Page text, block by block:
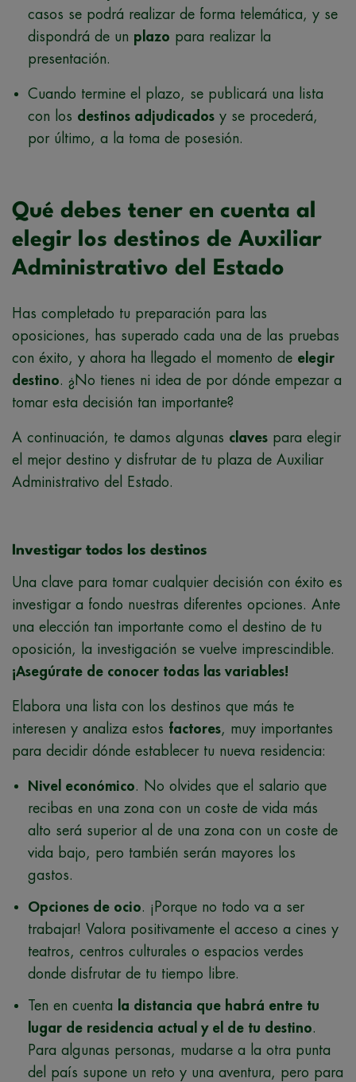
casos se podrá realizar de forma telemática, y se
dispondrá de un plazo para realizar la
presentación.
Cuando termine el plazo, se publicará una lista
con los destinos adjudicados y se procederá,
por último, a la toma de posesión.
Qué debes tener en cuenta al
elegir los destinos de Auxiliar
Administrativo del Estado
Has completado tu preparación para las
oposiciones, has superado cada una de las pruebas
con éxito, y ahora ha llegado el momento de elegir
destino. ¿No tienes ni idea de por dónde empezar a
tomar esta decisión tan importante?
A continuación, te damos algunas claves para elegir
el mejor destino y disfrutar de tu plaza de Auxiliar
Administrativo del Estado.
Investigar todos los destinos
Una clave para tomar cualquier decisión con éxito es
investigar a fondo nuestras diferentes opciones. Ante
una elección tan importante como el destino de tu
oposición, la investigación se vuelve imprescindible.
¡Asegúrate de conocer todas las variables!
Elabora una lista con los destinos que más te
interesen y analiza estos factores, muy importantes
para decidir dónde establecer tu nueva residencia:
Nivel económico. No olvides que el salario que
recibas en una zona con un coste de vida más
alto será superior al de una zona con un coste de
vida bajo, pero también serán mayores los
gastos.
Opciones de ocio. ¡Porque no todo va a ser
trabajar! Valora positivamente el acceso a cines y
teatros, centros culturales o espacios verdes
donde disfrutar de tu tiempo libre.
Ten en cuenta
la distancia que habrá entre tu
lugar de residencia actual y el de tu destino.
Para algunas personas, mudarse a la otra punta
del país supone un reto y una aventura, pero para